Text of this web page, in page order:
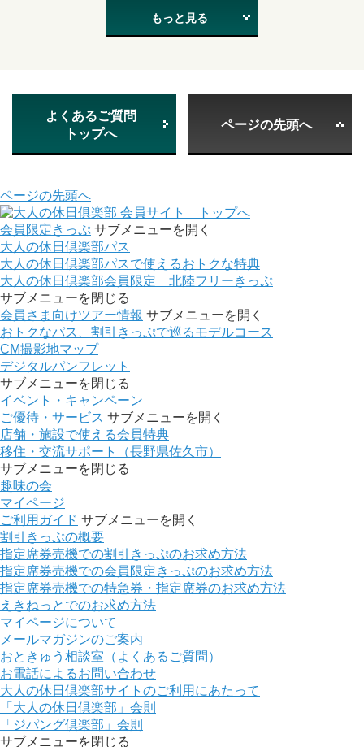
もっと見る
よくあるご質問
トップへ
ページの先頭へ
ページの先頭へ
会員サイト トップへ
会員限定きっぷ サブメニューを開く
大人の休日倶楽部パス
大人の休日倶楽部パスで使えるおトクな特典
大人の休日倶楽部会員限定 北陸フリーきっぷ
サブメニューを閉じる
会員さま向けツアー情報 サブメニューを開く
おトクなパス、割引きっぷで巡るモデルコース
CM撮影地マップ
デジタルパンフレット
サブメニューを閉じる
イベント・キャンペーン
ご優待・サービス サブメニューを開く
店舗・施設で使える会員特典
移住・交流サポート（長野県佐久市）
サブメニューを閉じる
趣味の会
マイページ
ご利用ガイド サブメニューを開く
割引きっぷの概要
指定席券売機での割引きっぷのお求め方法
指定席券売機での会員限定きっぷのお求め方法
指定席券売機での特急券・指定席券のお求め方法
えきねっとでのお求め方法
マイページについて
メールマガジンのご案内
おときゅう相談室（よくあるご質問）
お電話によるお問い合わせ
大人の休日倶楽部サイトのご利用にあたって
「大人の休日倶楽部」会則
「ジパング倶楽部」会則
サブメニューを閉じる